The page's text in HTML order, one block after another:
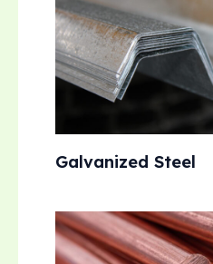
Galvanized Steel